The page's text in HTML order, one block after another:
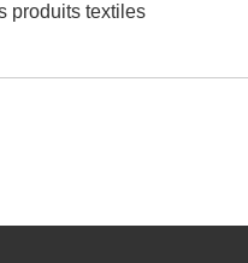
produits textiles